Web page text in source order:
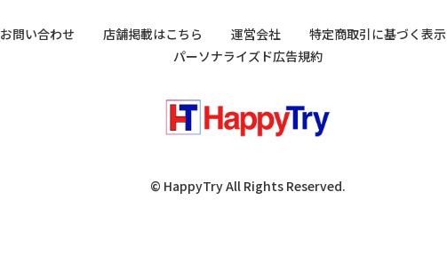
お問い合わせ 店舗掲載はこちら 運営会社
特定商取引に基づく表示
パーソナライズド広告規約
© HappyTry All Rights Reserved.